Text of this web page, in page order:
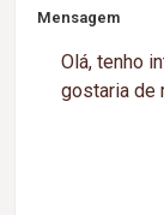
Mensagem